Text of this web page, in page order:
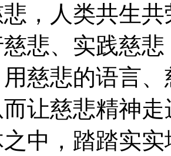
，人类共生
悲、实践慈
慈悲的语言
让慈悲精神
中，踏踏实